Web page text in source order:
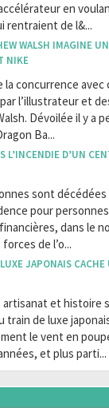
en
rentraient de l&...
WALSH IMAGINE
NIKE
la concurrence avec
l’illustrateur et
Dévoilée il y a
Ba...
D’UN
sont décédées
pour
dans le
de l’o...
JAPONAIS
artisanat et histoire
train de luxe
le vent en
et plus parti...